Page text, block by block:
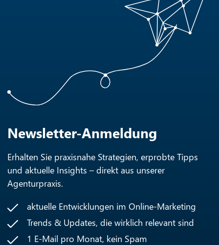
Newsletter-Anmeldung
Erhalten Sie praxisnahe Strategien, erprobte Tipps
und aktuelle Insights – direkt aus unserer
Agenturpraxis.
aktuelle Entwicklungen im Online-Marketing
Trends & Updates, die wirklich relevant sind
1 E-Mail pro Monat, kein Spam